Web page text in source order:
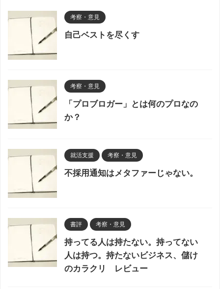
考察・意見
自己ベストを尽くす
考察・意見
「プロブロガー」とは何のプロなの
か？
就活支援 考察・意見
不採用通知はメタファーじゃない。
書評 考察・意見
持ってる人は持たない。持ってない
人は持つ。持たないビジネス、儲け
のカラクリ レビュー